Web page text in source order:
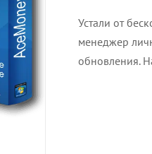
Устали от
менеджер
обновления.